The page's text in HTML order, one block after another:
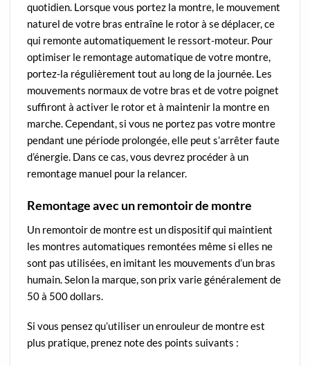
quotidien. Lorsque vous portez la montre, le mouvement
naturel de votre bras entraîne le rotor à se déplacer, ce
qui remonte automatiquement le ressort-moteur. Pour
optimiser le remontage automatique de votre montre,
portez-la régulièrement tout au long de la journée. Les
mouvements normaux de votre bras et de votre poignet
suffiront à activer le rotor et à maintenir la montre en
marche. Cependant, si vous ne portez pas votre montre
pendant une période prolongée, elle peut s’arrêter faute
d’énergie. Dans ce cas, vous devrez procéder à un
remontage manuel pour la relancer.
Remontage avec un remontoir de montre
Un remontoir de montre est un dispositif qui maintient
les montres automatiques remontées même si elles ne
sont pas utilisées, en imitant les mouvements d’un bras
humain. Selon la marque, son prix varie généralement de
50 à 500 dollars.
Si vous pensez qu’utiliser un enrouleur de montre est
plus pratique, prenez note des points suivants :